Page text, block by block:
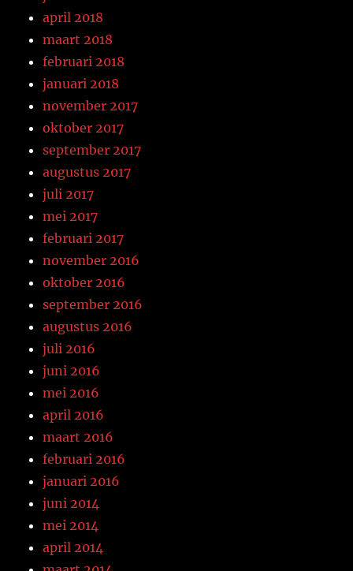
april 2018
maart 2018
februari 2018
januari 2018
november 2017
oktober 2017
september 2017
augustus 2017
juli 2017
mei 2017
februari 2017
november 2016
oktober 2016
september 2016
augustus 2016
juli 2016
juni 2016
mei 2016
april 2016
maart 2016
februari 2016
januari 2016
juni 2014
mei 2014
april 2014